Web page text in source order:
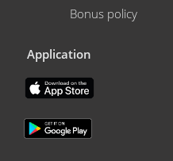
Bonus policy
Application